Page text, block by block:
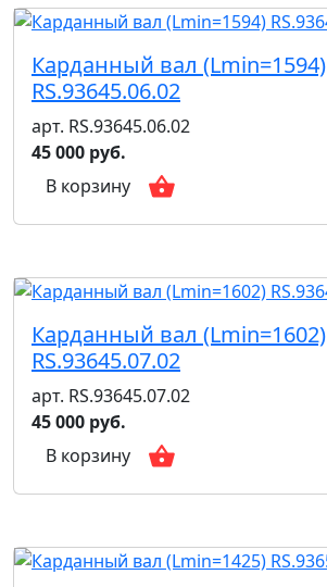
Карданный вал (Lmin=1594)
RS.93645.06.02
арт. RS.93645.06.02
45 000 руб.
В корзину
Карданный вал (Lmin=1602)
RS.93645.07.02
арт. RS.93645.07.02
45 000 руб.
В корзину